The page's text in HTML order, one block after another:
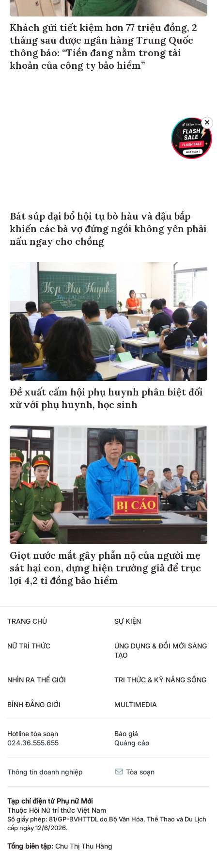
Khách gửi tiết kiệm hơn 77 triệu đồng, 2
tháng sau được ngân hàng Trung Quốc
thông báo: “Tiền đang nằm trong tài
khoản của công ty bảo hiểm”
Bát súp đại bổ hội tụ bò hàu và đậu bắp
khiến các bà vợ đứng ngồi không yên phải
nấu ngay cho chồng
Đề xuất cấm hội phụ huynh phân biệt đối
xử với phụ huynh, học sinh
Giọt nước mắt gây phẫn nộ của người mẹ
sát hại con, dựng hiện trường giả để trục
lợi 4,2 tỉ đồng bảo hiểm
TRANG CHỦ SỰ KIỆN
NỮ TRÍ THỨC
ỨNG DỤNG & ĐỔI MỚI SÁNG
TẠO
NHÌN RA THẾ GIỚI TRI THỨC & KỸ NĂNG SỐNG
BÌNH ĐẲNG GIỚI MULTIMEDIA
Hotline tòa soạn
024.36.555.655
Báo giá
Quảng cáo
Thông tin doanh nghiệp Tòa soạn
Tạp chí điện tử Phụ nữ Mới
Thuộc Hội Nữ trí thức Việt Nam
Số giấy phép: 81/GP-BVHTTDL do Bộ Văn Hóa, Thể Thao và Du Lịch
cấp ngày 12/6/2026.
Tổng biên tập: Chu Thị Thu Hằng
✕